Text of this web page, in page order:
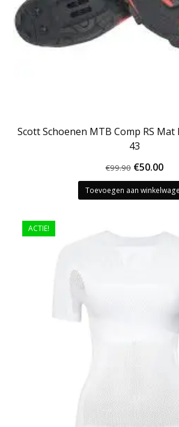
Scott Schoenen MTB Comp RS Mat
43
€99.90
prijs
was:
€50.00
is:
Toevoegen aan
ACTIE!